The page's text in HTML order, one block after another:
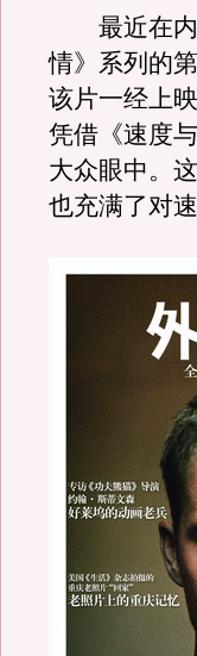
最近在内
情》系列的
该片一经上
凭借《速度
大众眼中。
也充满了对